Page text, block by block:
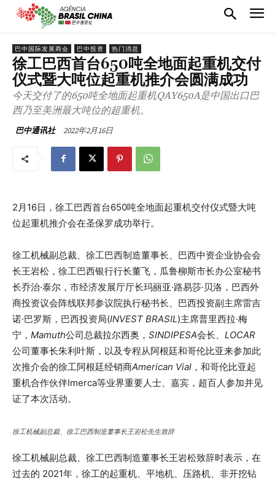
巴中国际发展商会 巴中投资 热门消息
徐工巴西首台650吨全地面起重机交付
仪式暨大吨位起重机推介会圆满成功
今天交付了的650吨全地面起重机QAY650A是中国出口巴
西乃至美洲最大吨位的超重机。
巴中通讯社 2022年2月16日
2月16日，徐工巴西首台650吨全地面起重机交付仪式暨大吨
位起重机推介会在圣保罗成功举行。
徐工机械副总裁、徐工巴西制造董事长、巴西中资企业协会会
长王岩松，徐工巴西银行行长董飞，瓜鲁柳斯市长办公室秘书
长乔治·泰尔，市经济发展厅厅长玛丽亚·路易莎·贝洛，巴西外
商投资议会阵线联邦参议院执行秘书长、巴西投资副主席雷吉
诺·巴罗斯，巴西投资局(INVEST BRASIL)主席普里西拉·梅
宁， Mamuth公司总裁拉尔西奥， SINDIPESA会长、 LOCAR
公司董事长朱利叶斯，以及专程从阿根廷和哥伦比亚来参加此
次推介会的徐工阿根廷经销商American Vial ，和哥伦比亚起
重机合作伙伴Imerca等业界重要人士、嘉宾，超百人参加并见
证了本次活动。
徐工机械副总裁、徐工巴西制造董事长王岩松先生致辞
徐工机械副总裁、徐工巴西制造董事长王岩松致辞时表示，在
过去的 2021年，徐工的起重机、平地机、压路机、非开挖钻